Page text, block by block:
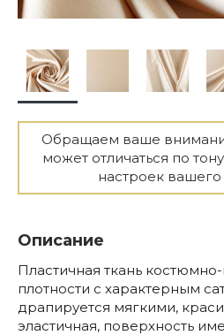
Обращаем ваше
может отличаться по
настроек
Описание
Пластичная ткань
плотности с характерным
драпируется мягкими,
эластичная, поверхность